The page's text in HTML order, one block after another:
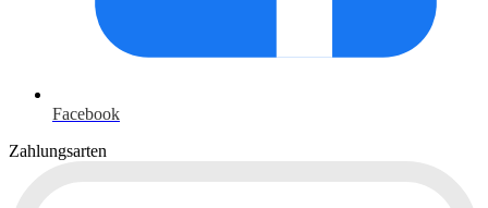
Facebook
Zahlungsarten